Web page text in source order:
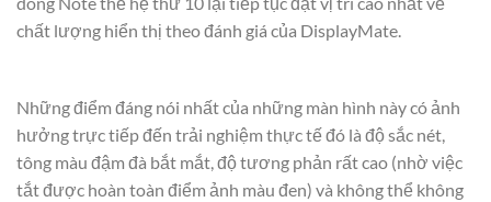
chất lượng hiển thị theo đánh giá của DisplayMate.
Những điểm đáng nói nhất của những màn hình này có ảnh
hưởng trực tiếp đến trải nghiệm thực tế đó là độ sắc nét,
tông màu đậm đà bắt mắt, độ tương phản rất cao (nhờ việc
tắt được hoàn toàn điểm ảnh màu đen) và không thể không